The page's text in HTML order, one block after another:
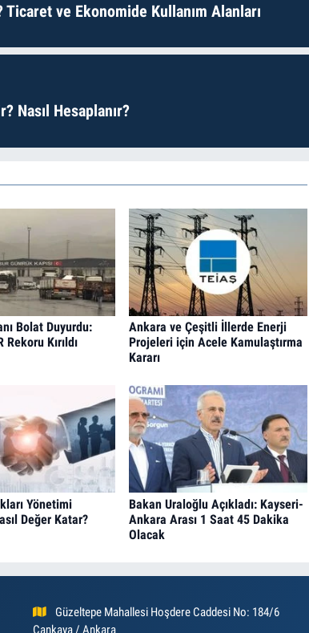
Ticaret ve Ekonomide Kullanım Alanları
Nasıl Hesaplanır?
Bolat Duyurdu:
Rekoru Kırıldı
Ankara ve Çeşitli İllerde Enerji
Projeleri için Acele Kamulaştırma
Kararı
Yönetimi
Değer Katar?
Bakan Uraloğlu Açıkladı: Kayseri-
Ankara Arası 1 Saat 45 Dakika
Olacak
Güzeltepe Mahallesi Hoşdere Caddesi No: 184/6
Çankaya / Ankara